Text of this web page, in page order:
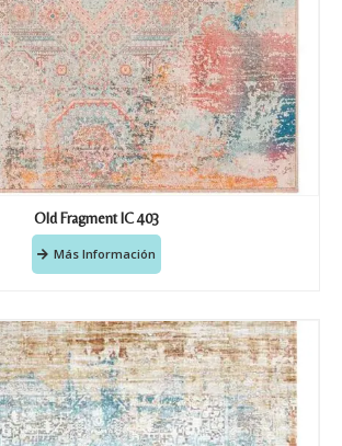
Old Fragment IC 403
Más Información